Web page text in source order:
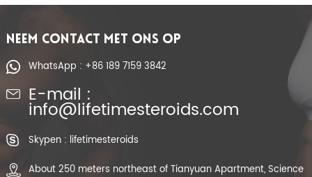
NEEM CONTACT MET ONS OP
WhatsApp : +86 189 7159 3842
E-mail :
info@lifetimesteroids.com
Skypen : lifetimesteroids
About 250 meters northeast of Tianyuan Apartment, Science